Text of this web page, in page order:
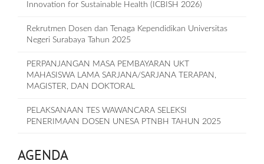
Innovation for Sustainable Health (ICBISH 2026)
Rekrutmen Dosen dan Tenaga Kependidikan Universitas
Negeri Surabaya Tahun 2025
PERPANJANGAN MASA PEMBAYARAN UKT
MAHASISWA LAMA SARJANA/SARJANA TERAPAN,
MAGISTER, DAN DOKTORAL
PELAKSANAAN TES WAWANCARA SELEKSI
PENERIMAAN DOSEN UNESA PTNBH TAHUN 2025
AGENDA